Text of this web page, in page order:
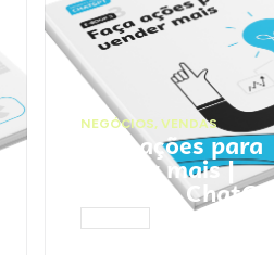
NEGÓCIOS, VENDAS
Faça ações para
vender mais |
Prompts ChatGPT